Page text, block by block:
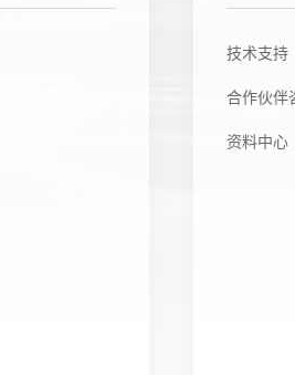
技术支持
合作伙伴
资料中心